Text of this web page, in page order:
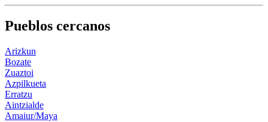
Pueblos cercanos
Arizkun
Bozate
Zuaztoi
Azpilkueta
Erratzu
Aintzialde
Amaiur/Maya